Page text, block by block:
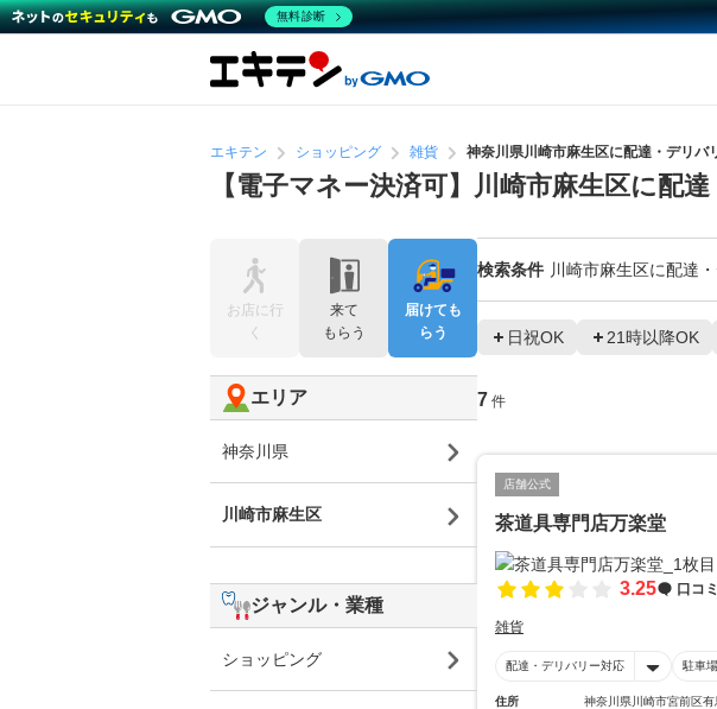
エキテン ショッピング 雑貨 神奈川県川崎市麻生区に配達・デリバ
【電子マネー決済可】川崎市麻生区に配
検索条件 川崎市麻生区に配達
日祝OK 21時以降OK
7 件
店舗公式
茶道具専門店万楽堂
3.25 口コミ
雑貨
配達・デリバリー対応 駐車
住所
神奈川県川崎市宮前区
お店に行
く
来て
もらう
届けても
らう
エリア
神奈川県
川崎市麻生区
ジャンル・業種
ショッピング
無料診断